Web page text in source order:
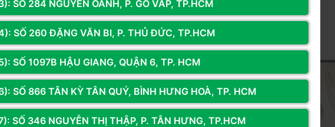
tiên 2K/4K, IPS và độ phủ màu tốt.
SỐ 284 NGUYỄN OANH, P. GÒ VẤP, TP.HCM
SỐ 260 ĐẶNG VĂN BI, P. THỦ ĐỨC, TP.HCM
SỐ 1097B HẬU GIANG, QUẬN 6, TP. HCM
SỐ 866 TÂN KỲ TÂN QUÝ, BÌNH HƯNG HOÀ, TP. HCM
SỐ 346 NGUYỄN THỊ THẬP, P. TÂN HƯNG, TP.HCM